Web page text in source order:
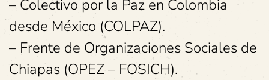
– Colectivo por la Paz en Colombia
desde México (COLPAZ).
– Frente de Organizaciones Sociales de
Chiapas (OPEZ – FOSICH).